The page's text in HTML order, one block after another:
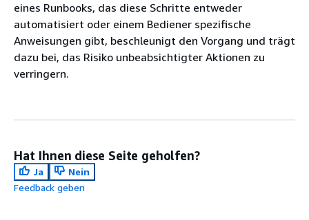
eines Runbooks, das diese Schritte entweder
automatisiert oder einem Bediener spezifische
Anweisungen gibt, beschleunigt den Vorgang und trägt
dazu bei, das Risiko unbeabsichtigter Aktionen zu
verringern.
Hat Ihnen diese Seite geholfen?
Ja
Nein
Feedback geben